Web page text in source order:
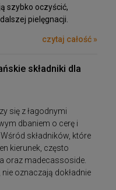
szybko oczyścić,
pielęgnacji.
czytaj całość »
składniki dla
się z łagodnymi
dbaniem o cerę i
składników, które
kierunek, często
oraz madecassoside.
oznaczają dokładnie